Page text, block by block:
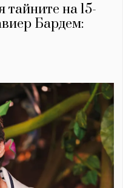
тайните на 15-
Бардем: